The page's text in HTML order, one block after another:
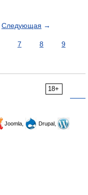
Следующая →
7 8
9
18+
Joomla,
Drupal,